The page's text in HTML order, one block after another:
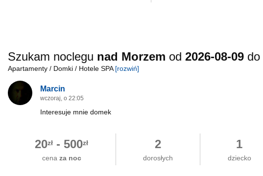
Szukam noclegu nad Morzem od 2026-08-09 do
Apartamenty / Domki / Hotele SPA [rozwiń]
Marcin
wczoraj, o 22:05
Interesuje mnie domek
20zł - 500zł
cena za noc
2
dorosłych
1
dziecko